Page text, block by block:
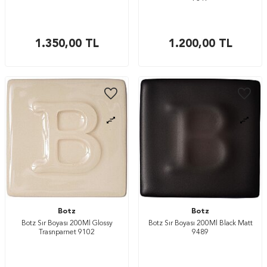
1.350,00TL 1.200,00TL
Botz
Botz Sır Boyası 200Ml Glossy
Trasnparnet 9102
Botz
Botz Sır Boyası 200Ml Black Matt
9489